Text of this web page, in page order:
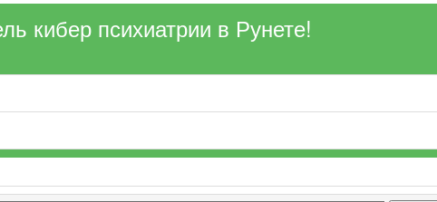
кибер психиатрии в Рунете!